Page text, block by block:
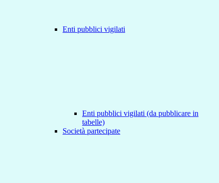
Enti pubblici vigilati
Enti pubblici vigilati (da pubblicare in
tabelle)
Società partecipate